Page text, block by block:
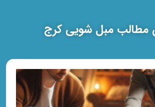
مطالب مبل شویی کرج